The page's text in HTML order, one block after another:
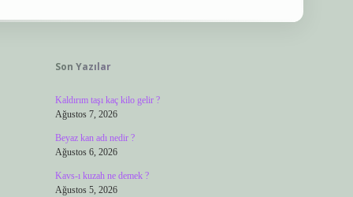
Son Yazılar
Kaldırım taşı kaç kilo gelir ?
Ağustos 7, 2026
Beyaz kan adı nedir ?
Ağustos 6, 2026
Kavs-ı kuzah ne demek ?
Ağustos 5, 2026